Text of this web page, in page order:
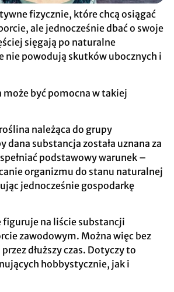
fizycznie, które chcą osiągać
ale jednocześnie dbać o swoje
sięgają po naturalne
nie powodują skutków ubocznych i
może być pomocna w takiej
należąca do grupy
dana substancja została uznana za
podstawowy warunek –
organizmu do stanu naturalnej
jednocześnie gospodarkę
figuruje na liście substancji
zawodowym. Można więc bez
dłuższy czas. Dotyczy to
hobbystycznie, jak i